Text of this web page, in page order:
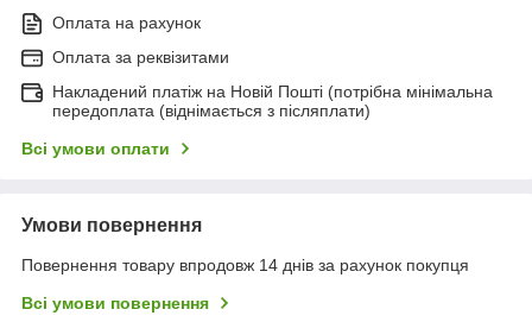
Оплата на рахунок
Оплата за реквізитами
Накладений платіж на Новій Пошті (потрібна мінімальна
передоплата (віднімається з післяплати)
Всі умови оплати
Умови повернення
Повернення товару впродовж 14 днів за рахунок покупця
Всі умови повернення